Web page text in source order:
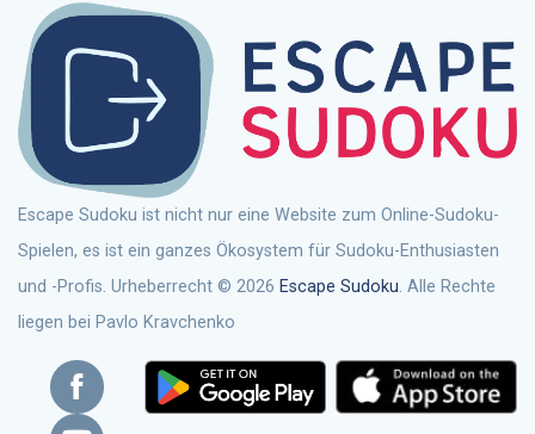
Escape Sudoku ist nicht nur eine Website zum Online-Sudoku-
Spielen, es ist ein ganzes Ökosystem für Sudoku-Enthusiasten
und -Profis. Urheberrecht © 2026 Escape Sudoku. Alle Rechte
liegen bei Pavlo Kravchenko